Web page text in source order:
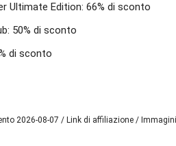
Ultimate Edition: 66% di sconto
50% di sconto
di sconto
2026-08-07 / Link di affiliazione /